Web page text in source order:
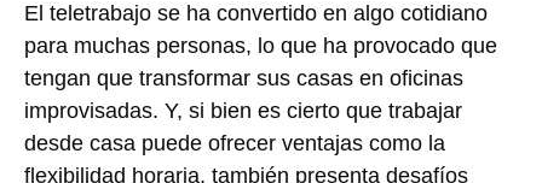
El teletrabajo se ha convertido en algo cotidiano
para muchas personas, lo que ha provocado que
tengan que transformar sus casas en oficinas
improvisadas. Y, si bien es cierto que trabajar
desde casa puede ofrecer ventajas como la
flexibilidad horaria, también presenta desafíos